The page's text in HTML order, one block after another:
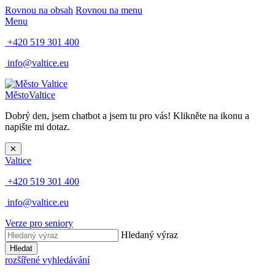
Rovnou na obsah Rovnou na menu
Menu
+420 519 301 400
info@valtice.eu
MěstoValtice
Dobrý den, jsem chatbot a jsem tu pro vás! Klikněte na ikonu a
napište mi dotaz.
✕
Valtice
+420 519 301 400
info@valtice.eu
Verze pro seniory
Hledaný výraz
Hledat
rozšířené vyhledávání